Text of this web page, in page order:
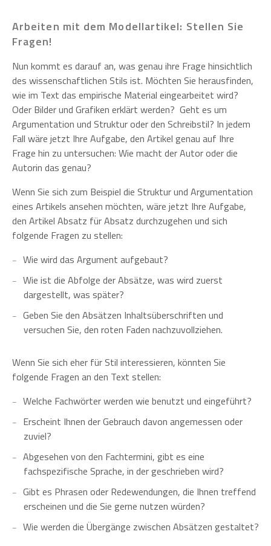
Arbeiten mit dem Modellartikel: Stellen Sie
Fragen!
Nun kommt es darauf an, was genau ihre Frage hinsichtlich
des wissenschaftlichen Stils ist. Möchten Sie herausfinden,
wie im Text das empirische Material eingearbeitet wird?
Oder Bilder und Grafiken erklärt werden? Geht es um
Argumentation und Struktur oder den Schreibstil? In jedem
Fall wäre jetzt Ihre Aufgabe, den Artikel genau auf Ihre
Frage hin zu untersuchen: Wie macht der Autor oder die
Autorin das genau?
Wenn Sie sich zum Beispiel die Struktur und Argumentation
eines Artikels ansehen möchten, wäre jetzt Ihre Aufgabe,
den Artikel Absatz für Absatz durchzugehen und sich
folgende Fragen zu stellen:
Wie wird das Argument aufgebaut?
Wie ist die Abfolge der Absätze, was wird zuerst
dargestellt, was später?
Geben Sie den Absätzen Inhaltsüberschriften und
versuchen Sie, den roten Faden nachzuvollziehen.
Wenn Sie sich eher für Stil interessieren, könnten Sie
folgende Fragen an den Text stellen:
Welche Fachwörter werden wie benutzt und eingeführt?
Erscheint Ihnen der Gebrauch davon angemessen oder
zuviel?
Abgesehen von den Fachtermini, gibt es eine
fachspezifische Sprache, in der geschrieben wird?
Gibt es Phrasen oder Redewendungen, die Ihnen treffend
erscheinen und die Sie gerne nutzen würden?
Wie werden die Übergänge zwischen Absätzen gestaltet?